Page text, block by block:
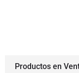
Productos en